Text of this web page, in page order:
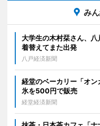
み
大学生の木村栞さん、
着替えてまた出発
八戸経済新聞
経堂のベーカリー「オ
氷を500円で販売
経堂経済新聞